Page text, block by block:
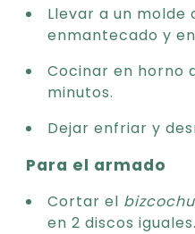
Llevar a un molde
enmantecado y
Cocinar en horno
minutos.
Dejar enfriar y
Para el armado
Cortar el
en 2 discos iguales.